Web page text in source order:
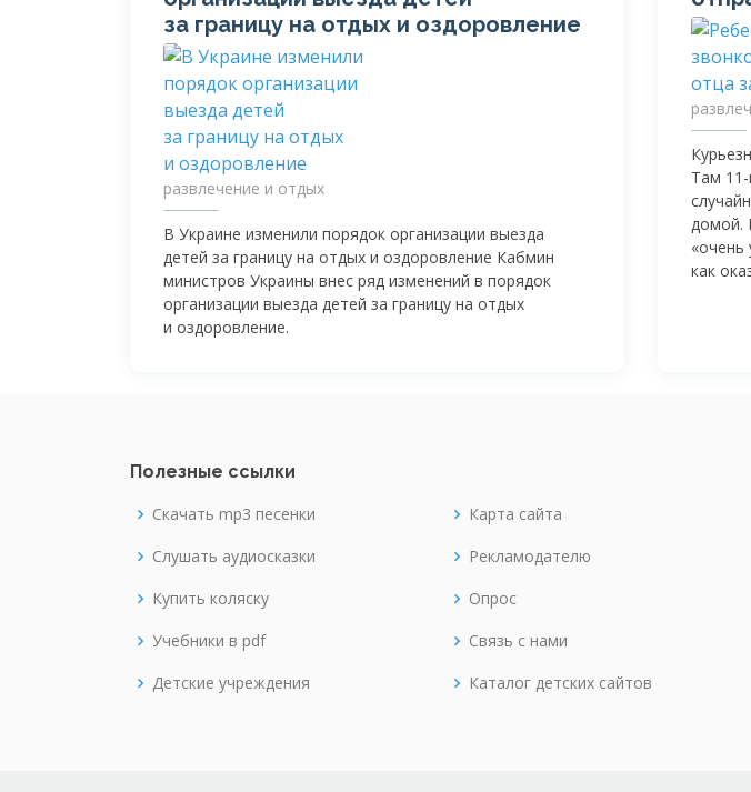
за границу на отдых и оздоровление
развлечение и отдых
В Украине изменили порядок организации выезда
детей за границу на отдых и оздоровление Кабмин
министров Украины внес ряд изменений в порядок
организации выезда детей за границу на отдых
и оздоровление.
Там
домой.
как
Полезные ссылки
Скачать mp3 песенки
Слушать аудиосказки
Купить коляску
Учебники в pdf
Детские учреждения
Карта сайта
Рекламодателю
Опрос
Связь с нами
Каталог детских сайтов